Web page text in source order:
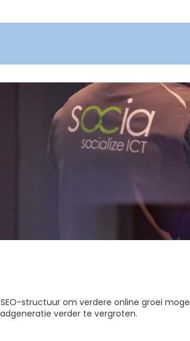
structuur om verdere online groei
verder te vergroten.